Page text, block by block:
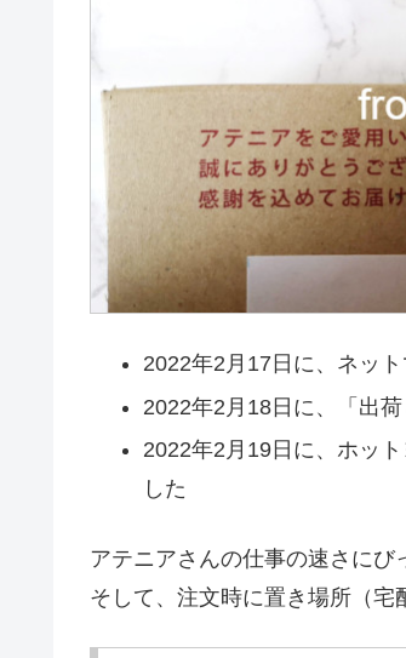
2022年2月17日に、ネッ
2022年2月18日に、「出
2022年2月19日に、ホッ
した
アテニアさんの仕事の速さにび
そして、注文時に置き場所（宅